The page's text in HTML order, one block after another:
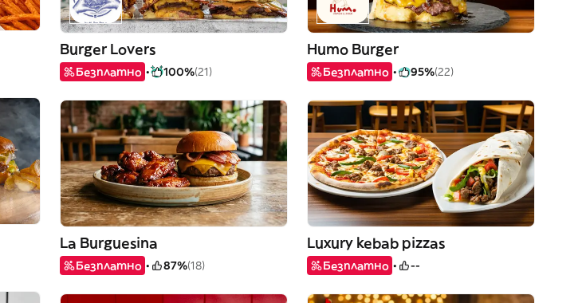
Burger Lovers
Безплатно 100%(21)
Humo Burger
Безплатно 95%(22)
La Burguesina
Безплатно 87%(18)
Luxury kebab pizzas
Безплатно --